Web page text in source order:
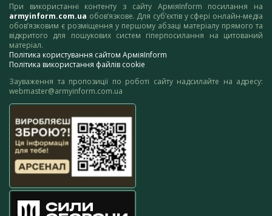
При використанні контенту з сайту АрміяInform посилання на
armyinform.com.ua обов’язкове. Для суб’єктів у сфері онлайн-медіа
обов’язковим є розміщення у першому абзаці матеріалу прямого та
відкритого для пошукових систем гіперпосилання на цитований
матеріал.
Політика користування сайтом АрміяInform
Політика використання файлів cookie
Зауваження та пропозиції по роботі сайту надсилайте на адресу:
webmaster@armyinform.com.ua